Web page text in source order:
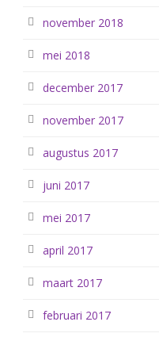
november 2018
mei 2018
december 2017
november 2017
augustus 2017
juni 2017
mei 2017
april 2017
maart 2017
februari 2017